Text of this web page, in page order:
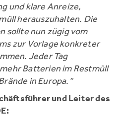
und klare Anreize,
herauszuhalten. Die
sollte nun zügig vom
zur Vorlage konkreter
Jeder Tag
Batterien im Restmüll
in Europa.“
und Leiter des